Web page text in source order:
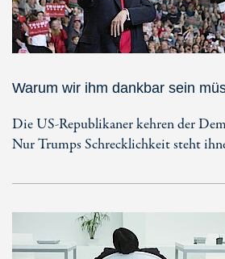
Warum wir ihm dankbar sein
Die US-Republikaner kehren der
Nur Trumps Schrecklichkeit steht